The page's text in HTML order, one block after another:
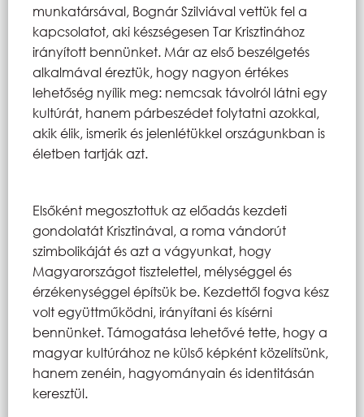
munkatársával, Bognár Szilviával vettük fel a
kapcsolatot, aki készségesen Tar Krisztinához
irányított bennünket. Már az első beszélgetés
alkalmával éreztük, hogy nagyon értékes
lehetőség nyílik meg: nemcsak távolról látni egy
kultúrát, hanem párbeszédet folytatni azokkal,
akik élik, ismerik és jelenlétükkel országunkban is
életben tartják azt.
Elsőként megosztottuk az előadás kezdeti
gondolatát Krisztinával, a roma vándorút
szimbolikáját és azt a vágyunkat, hogy
Magyarországot tisztelettel, mélységgel és
érzékenységgel építsük be. Kezdettől fogva kész
volt együttműködni, irányítani és kísérni
bennünket. Támogatása lehetővé tette, hogy a
magyar kultúrához ne külső képként közelítsünk,
hanem zenéin, hagyományain és identitásán
keresztül.